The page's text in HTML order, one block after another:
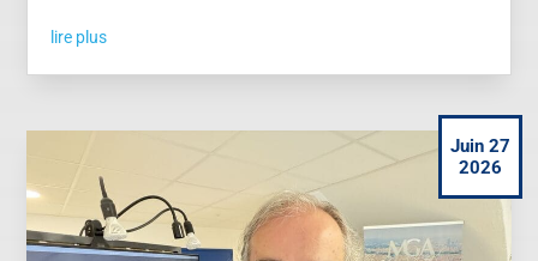
lire plus
Juin 27
2026